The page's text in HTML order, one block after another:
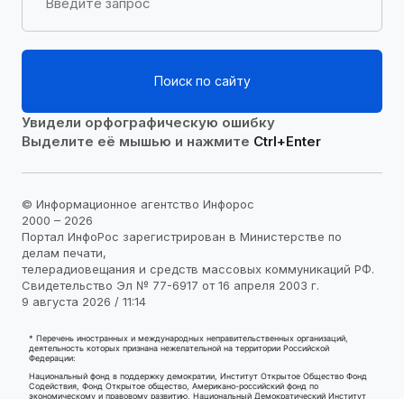
Поиск по сайту
Увидели орфографическую ошибку
Выделите её мышью и нажмите Ctrl+Enter
© Информационное агентство Инфорос
2000 – 2026
Портал ИнфоРос зарегистрирован в Министерстве по
делам печати,
телерадиовещания и средств массовых коммуникаций РФ.
Свидетельство Эл № 77-6917 от 16 апреля 2003 г.
9 августа 2026 / 11:14